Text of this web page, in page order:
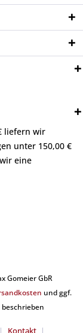
liefern wir
unter 150,00 €
eine
Gomeier GbR
und ggf.
Kontakt